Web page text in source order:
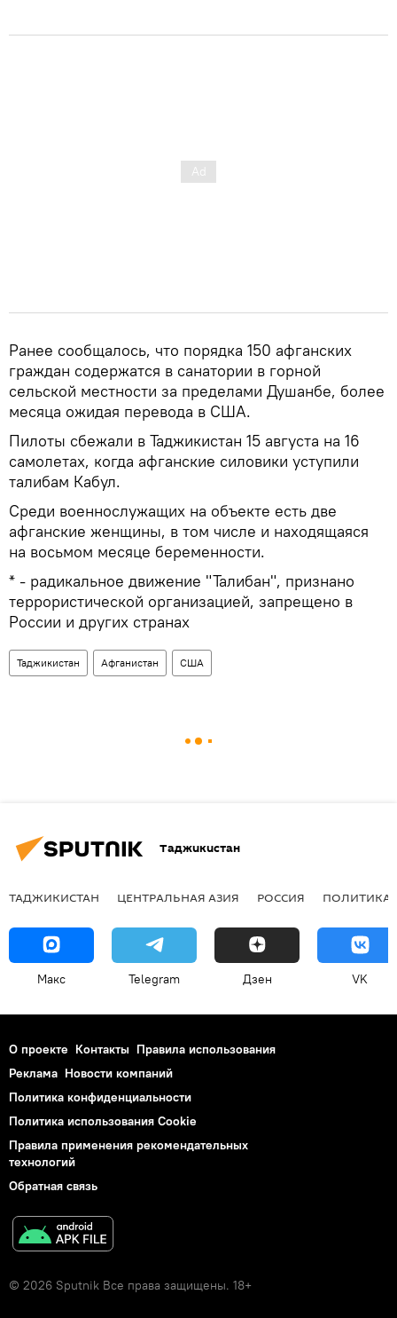
Ранее сообщалось, что порядка 150 афганских
граждан содержатся в санатории в горной
сельской местности за пределами Душанбе, более
месяца ожидая перевода в США.
Пилоты сбежали в Таджикистан 15 августа на 16
самолетах, когда афганские силовики уступили
талибам Кабул.
Среди военнослужащих на объекте есть две
афганские женщины, в том числе и находящаяся
на восьмом месяце беременности.
* - радикальное движение "Талибан", признано
террористической организацией, запрещено в
России и других странах
Таджикистан Афганистан США
Таджикистан
ТАДЖИКИСТАН ЦЕНТРАЛЬНАЯ АЗИЯ РОССИЯ ПОЛИТИКА
Макс Telegram Дзен VK
О проекте Контакты Правила использования
Реклама Новости компаний
Политика конфиденциальности
Политика использования Cookie
Правила применения рекомендательных
технологий
Обратная связь
© 2026 Sputnik Все права защищены. 18+